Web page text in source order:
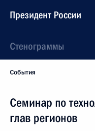
Президент России
Стенограммы
События
Семинар по
глав регионов